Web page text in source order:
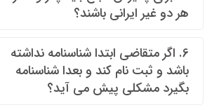
هر دو غیر ایرانی باشند؟
6. اگر متقاضی ابتدا شناسنامه نداشته
باشد و ثبت نام کند و بعدا شناسنامه
بگیرد مشکلی پیش می آید؟